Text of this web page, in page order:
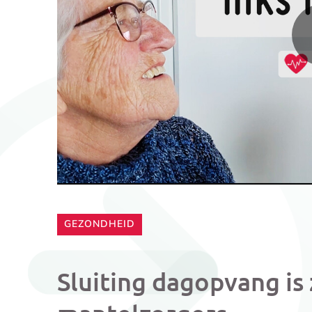
CATEGORIE:
GEZONDHEID
Sluiting dagopvang is